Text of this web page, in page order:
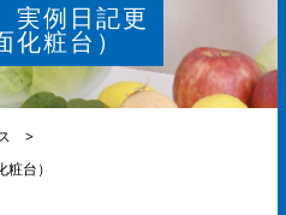
例日記更
化粧台）
>
台）